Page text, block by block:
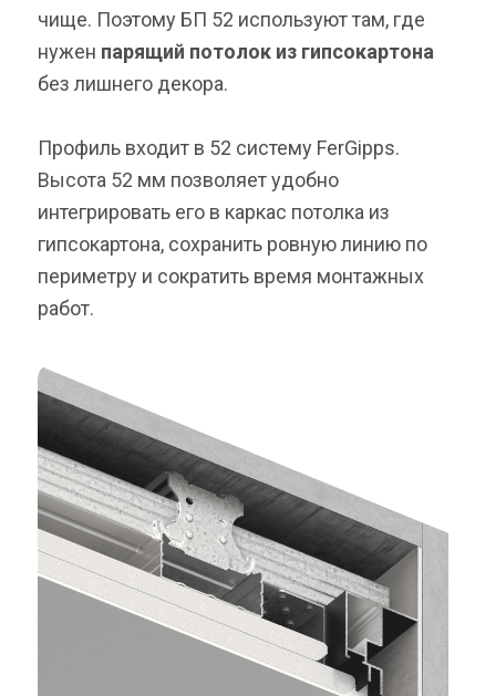
чище. Поэтому БП 52 используют там, где
нужен парящий потолок из гипсокартона
без лишнего декора.
Профиль входит в 52 систему FerGipps.
Высота 52 мм позволяет удобно
интегрировать его в каркас потолка из
гипсокартона, сохранить ровную линию по
периметру и сократить время монтажных
работ.